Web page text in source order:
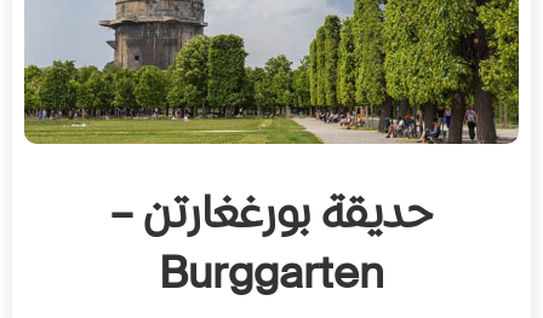
حديقة بورغغارتن –
Burggarten